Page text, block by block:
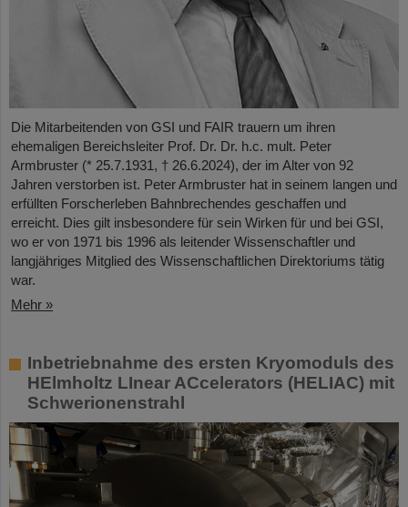
Die Mitarbeitenden von GSI und FAIR trauern um ihren
ehemaligen Bereichsleiter Prof. Dr. Dr. h.c. mult. Peter
Armbruster (* 25.7.1931, † 26.6.2024), der im Alter von 92
Jahren verstorben ist. Peter Armbruster hat in seinem langen und
erfüllten Forscherleben Bahnbrechendes geschaffen und
erreicht. Dies gilt insbesondere für sein Wirken für und bei GSI,
wo er von 1971 bis 1996 als leitender Wissenschaftler und
langjähriges Mitglied des Wissenschaftlichen Direktoriums tätig
war.
Mehr »
Inbetriebnahme des ersten Kryomoduls des
HElmholtz LInear ACcelerators (HELIAC) mit
Schwerionenstrahl